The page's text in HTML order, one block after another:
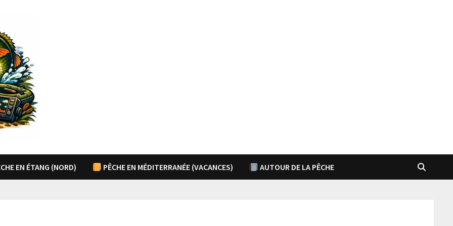
EN ÉTANG (NORD) PÊCHE EN MÉDITERRANÉE (VACANCES) AUTOUR DE LA PÊCHE